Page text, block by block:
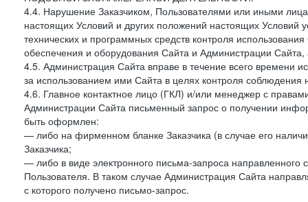
4.4. Нарушение Заказчиком, Пользователями или иными
настоящих Условий и других положений настоящих Условий
технических и программных средств контроля
обеспечения и оборудования Сайта и Администрации
4.5. Администрация Сайта вправе в течение всего времени
за использованием ими Сайта в целях контроля
4.6. Главное контактное лицо (ГКЛ) и/или менеджер с
Администрации Сайта письменный запрос о получении
быть оформлен:
— либо на фирменном бланке Заказчика (в случае его
Заказчика;
— либо в виде электронного письма-запроса направленного
Пользователя. В таком случае Администрация Сайта
с которого получено письмо-запрос.